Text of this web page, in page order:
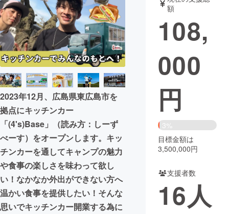
テクノロジー・ガジェット
映像・映画 書籍・雑誌
ビジネス・起業 チャレンジ
まちづくり・地域活性化
CAMPFIRE for Social Good
CAMPFIRE Creation
CAMPFIREふるさと納税machi-ya コミュニティ
2023年12月、広島県東広島市を
拠点にキッチンカー
「(4's)Base」（読み方：しーず
べーす）をオープンします。キッ
チンカーを通してキャンプの魅力
や食事の楽しさを味わって欲し
い！なかなか外出ができない方へ
温かい食事を提供したい！そんな
思いでキッチンカー開業する為に
額
108,
000
円
3%
目標金額は
3,500,000円
支援者数
16人